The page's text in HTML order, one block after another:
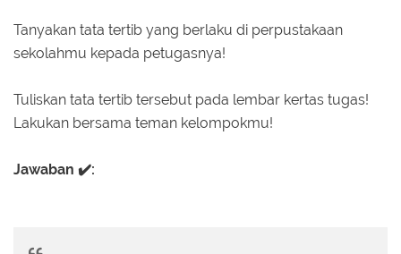
Tanyakan tata tertib yang berlaku di perpustakaan
sekolahmu kepada petugasnya!
Tuliskan tata tertib tersebut pada lembar kertas tugas!
Lakukan bersama teman kelompokmu!
Jawaban ✔️: